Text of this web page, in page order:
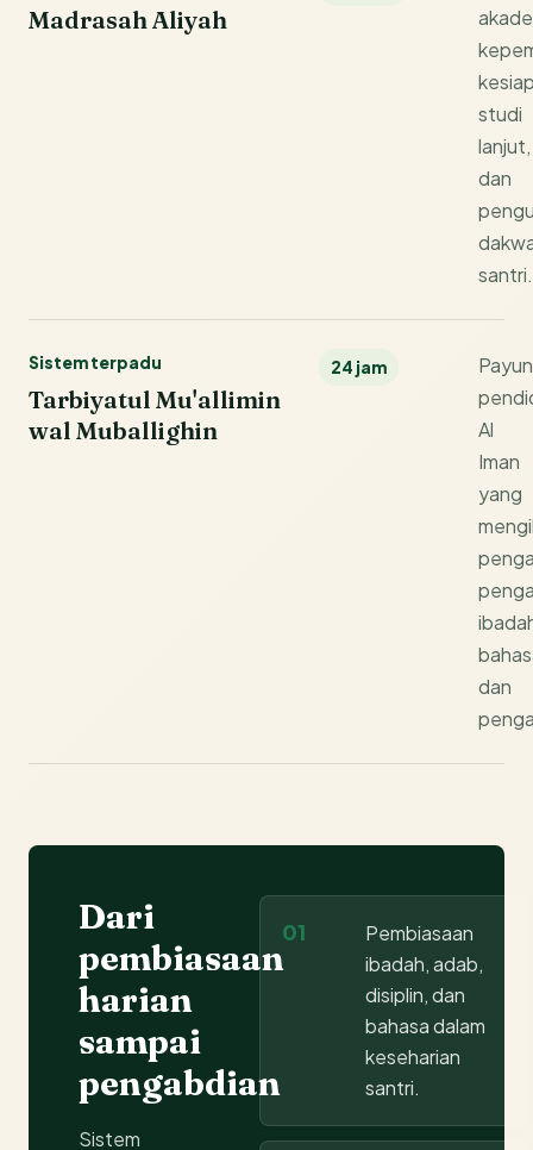
Madrasah Aliyah
studi
lanjut,
dan
santri.
Sistem terpadu
Tarbiyatul Mu'allimin
wal Muballighin
24 jam
Al
Iman
yang
dan
Dari
pembiasaan
harian
sampai
pengabdian
Sistem
01
Pembiasaan
ibadah, adab,
disiplin, dan
bahasa dalam
keseharian
santri.